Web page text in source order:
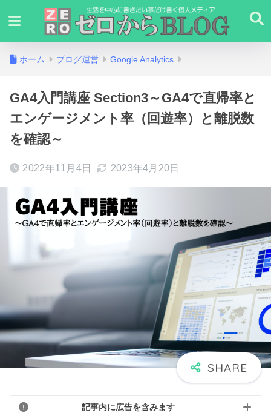
ホーム ブログ運営 Google Analytics
GA4入門講座 Section3～GA4で直帰率と
エンゲージメント率（回遊率）と離脱数
を確認～
2022年11月4日 2023年4月20日
記事内に広告を含みます